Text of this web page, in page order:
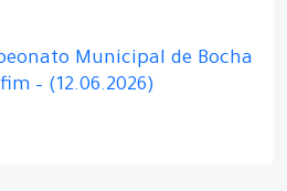
Municipal de Bocha
– (12.06.2026)